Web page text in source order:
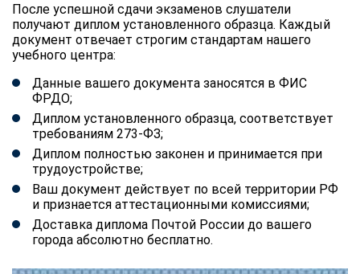
После успешной сдачи экзаменов слушатели
получают диплом установленного образца. Каждый
документ отвечает строгим стандартам нашего
учебного центра:
Данные вашего документа заносятся в ФИС
ФРДО;
Диплом установленного образца, соответствует
требованиям 273-ФЗ;
Диплом полностью законен и принимается при
трудоустройстве;
Ваш документ действует по всей территории РФ
и признается аттестационными комиссиями;
Доставка диплома Почтой России до вашего
города абсолютно бесплатно.